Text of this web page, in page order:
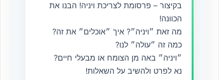
בקיצור – פרסומת לצריכת ויניה! הבנו את
הכוונה!
מה זאת ״ויניה״? איך ״אוכלים״ את זה?
כמה זה ״עולה״ לנו?
״ויניה״ באה מן הצומח או מבעלי חיים?
נא לפרט ולהשיב על השאלות!